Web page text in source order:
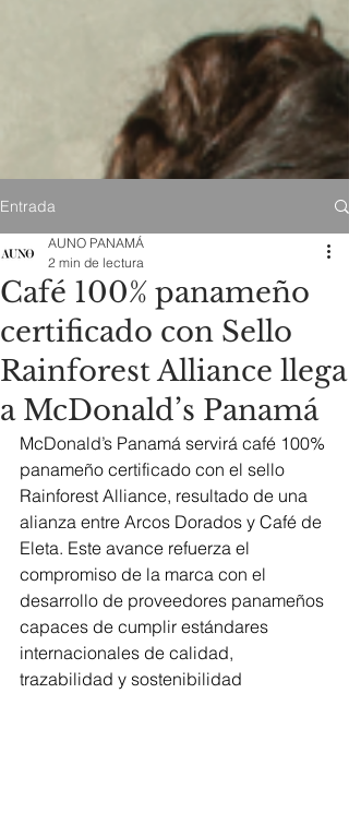
Entrada
Café 100% panameño
certificado con Sello
Rainforest Alliance llega
a McDonald’s Panamá
AUNO PANAMÁ
2 min de lectura
McDonald’s Panamá servirá café 100%
panameño certificado con el sello
Rainforest Alliance, resultado de una
alianza entre Arcos Dorados y Café de
Eleta. Este avance refuerza el
compromiso de la marca con el
desarrollo de proveedores panameños
capaces de cumplir estándares
internacionales de calidad,
trazabilidad y sostenibilidad